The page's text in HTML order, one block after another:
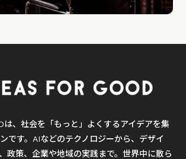
は、社会を「もっと」よくするアイデアを集
です。AIなどのテクノロジーから、デザイ
政策、企業や地域の実践まで。世界中に散ら